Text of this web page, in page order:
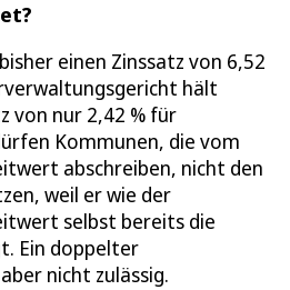
einen Zinssatz von 6,52
hält
von nur 2,42 % für
Kommunen, die vom
abschreiben, nicht den
weil er wie der
selbst bereits die
Ein doppelter
nicht zulässig.